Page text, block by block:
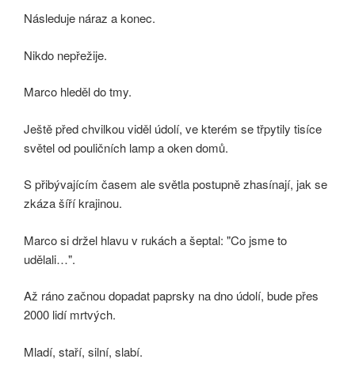
Následuje náraz a konec.
Nikdo nepřežije.
Marco hleděl do tmy.
Ještě před chvilkou viděl údolí, ve kterém se třpytily tisíce
světel od pouličních lamp a oken domů.
S přibývajícím časem ale světla postupně zhasínají, jak se
zkáza šíří krajinou.
Marco si držel hlavu v rukách a šeptal: "Co jsme to
udělali…".
Až ráno začnou dopadat paprsky na dno údolí, bude přes
2000 lidí mrtvých.
Mladí, staří, silní, slabí.